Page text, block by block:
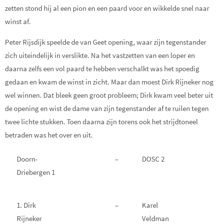
zetten stond hij al een pion en een paard voor en wikkelde snel naar
winst af.
Peter Rijsdijk speelde de van Geet opening, waar zijn tegenstander
zich uiteindelijk in verslikte. Na het vastzetten van een loper en
daarna zelfs een vol paard te hebben verschalkt was het spoedig
gedaan en kwam de winst in zicht. Maar dan moest Dirk Rijneker nog
wel winnen. Dat bleek geen groot probleem; Dirk kwam veel beter uit
de opening en wist de dame van zijn tegenstander af te ruilen tegen
twee lichte stukken. Toen daarna zijn torens ook het strijdtoneel
betraden was het over en uit.
Doorn-
Driebergen 1
– DOSC 2
1. Dirk
Rijneker
–
Karel
Veldman